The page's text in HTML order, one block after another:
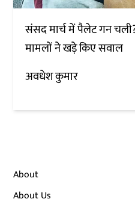
संसद मार्च में पैलेट गन
मामलों ने खड़े किए सवाल
अवधेश कुमार
About
About Us